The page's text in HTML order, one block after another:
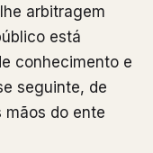
arbitragem
está
conhecimento e
seguinte, de
mãos do ente